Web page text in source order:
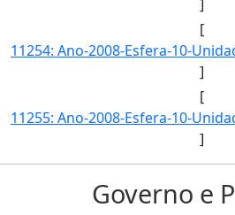
]
[
]
[
]
Governo e